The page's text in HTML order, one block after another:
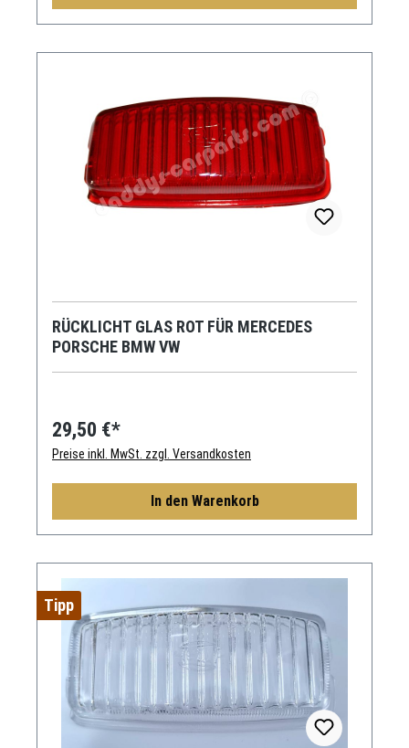
RÜCKLICHT GLAS ROT FÜR MERCEDES
PORSCHE BMW VW
29,50 €*
Preise inkl. MwSt. zzgl. Versandkosten
In den Warenkorb
Tipp